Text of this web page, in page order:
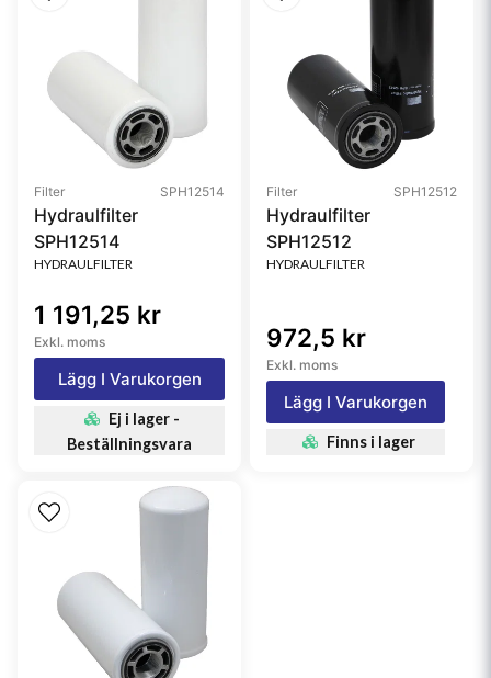
Filter SPH12514
Hydraulfilter
SPH12514
HYDRAULFILTER
1 191,25 kr
Exkl. moms
Lägg I Varukorgen
Ej i lager -
Beställningsvara
Filter SPH12512
Hydraulfilter
SPH12512
HYDRAULFILTER
972,5 kr
Exkl. moms
Lägg I Varukorgen
Finns i lager